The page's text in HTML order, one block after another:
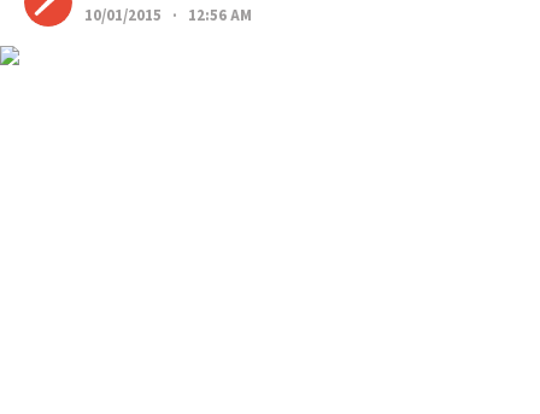
10/01/2015 · 12:56 AM